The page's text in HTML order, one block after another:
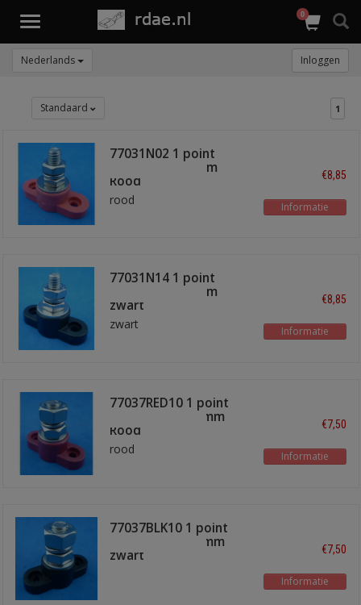
Toggle
0
Nederlands Inloggen
Standaard 1
77031N02 1 point
terminal bus 8mm
Rood
rood
€8,85
Informatie
77031N14 1 point
terminal bus 8mm
zwart
zwart
€8,85
Informatie
77037RED10 1 point
terminal bus 10mm
Rood
rood
€7,50
Informatie
77037BLK10 1 point
terminal bus 10mm
zwart
€7,50
Informatie